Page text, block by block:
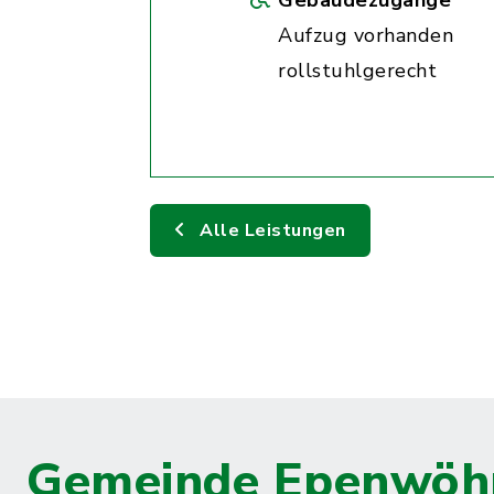
Aufzug vorhanden
rollstuhlgerecht
Alle Leistungen